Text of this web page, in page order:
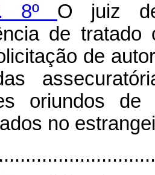
8º O juiz
de tratado
de
oriundos
no